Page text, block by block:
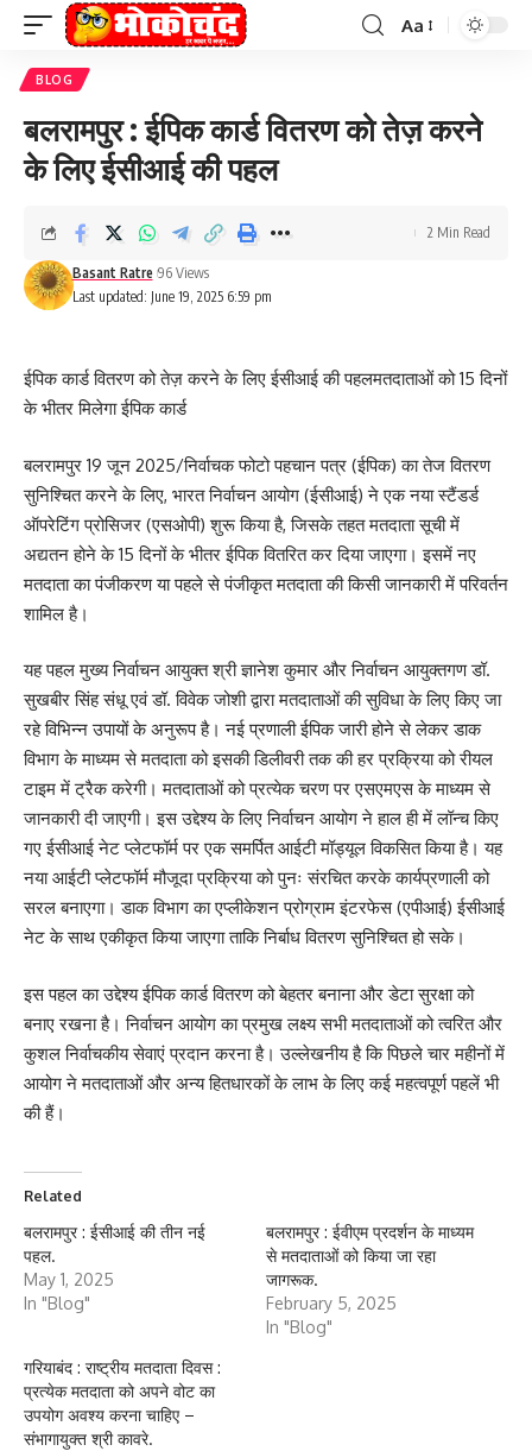
Font
Aa
BLOG
बलरामपुर : ईपिक कार्ड वितरण को तेज़ करने
के लिए ईसीआई की पहल
Last updated: June 19, 2025 6:59 pm
Basant Ratre 96 Views
2 Min Read
ईपिक कार्ड वितरण को तेज़ करने के लिए ईसीआई की पहलमतदाताओं को 15 दिनों
के भीतर मिलेगा ईपिक कार्ड
बलरामपुर 19 जून 2025/निर्वाचक फोटो पहचान पत्र (ईपिक) का तेज वितरण
सुनिश्चित करने के लिए, भारत निर्वाचन आयोग (ईसीआई) ने एक नया स्टैंडर्ड
ऑपरेटिंग प्रोसिजर (एसओपी) शुरू किया है, जिसके तहत मतदाता सूची में
अद्यतन होने के 15 दिनों के भीतर ईपिक वितरित कर दिया जाएगा। इसमें नए
मतदाता का पंजीकरण या पहले से पंजीकृत मतदाता की किसी जानकारी में परिवर्तन
शामिल है।
यह पहल मुख्य निर्वाचन आयुक्त श्री ज्ञानेश कुमार और निर्वाचन आयुक्तगण डॉ.
सुखबीर सिंह संधू एवं डॉ. विवेक जोशी द्वारा मतदाताओं की सुविधा के लिए किए जा
रहे विभिन्न उपायों के अनुरूप है। नई प्रणाली ईपिक जारी होने से लेकर डाक
विभाग के माध्यम से मतदाता को इसकी डिलीवरी तक की हर प्रक्रिया को रीयल
टाइम में ट्रैक करेगी। मतदाताओं को प्रत्येक चरण पर एसएमएस के माध्यम से
जानकारी दी जाएगी। इस उद्देश्य के लिए निर्वाचन आयोग ने हाल ही में लॉन्च किए
गए ईसीआई नेट प्लेटफॉर्म पर एक समर्पित आईटी मॉड्यूल विकसित किया है। यह
नया आईटी प्लेटफॉर्म मौजूदा प्रक्रिया को पुनः संरचित करके कार्यप्रणाली को
सरल बनाएगा। डाक विभाग का एप्लीकेशन प्रोग्राम इंटरफेस (एपीआई) ईसीआई
नेट के साथ एकीकृत किया जाएगा ताकि निर्बाध वितरण सुनिश्चित हो सके।
इस पहल का उद्देश्य ईपिक कार्ड वितरण को बेहतर बनाना और डेटा सुरक्षा को
बनाए रखना है। निर्वाचन आयोग का प्रमुख लक्ष्य सभी मतदाताओं को त्वरित और
कुशल निर्वाचकीय सेवाएं प्रदान करना है। उल्लेखनीय है कि पिछले चार महीनों में
आयोग ने मतदाताओं और अन्य हितधारकों के लाभ के लिए कई महत्वपूर्ण पहलें भी
की हैं।
Related
बलरामपुर : ईसीआई की तीन नई
पहल.
May 1, 2025
In "Blog"
बलरामपुर : ईवीएम प्रदर्शन के माध्यम
से मतदाताओं को किया जा रहा
जागरूक.
February 5, 2025
In "Blog"
गरियाबंद : राष्ट्रीय मतदाता दिवस :
प्रत्येक मतदाता को अपने वोट का
उपयोग अवश्य करना चाहिए –
संभागायुक्त श्री कावरे.